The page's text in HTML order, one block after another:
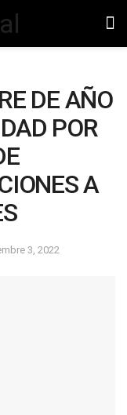
DE AÑO
POR
A
3, 2022